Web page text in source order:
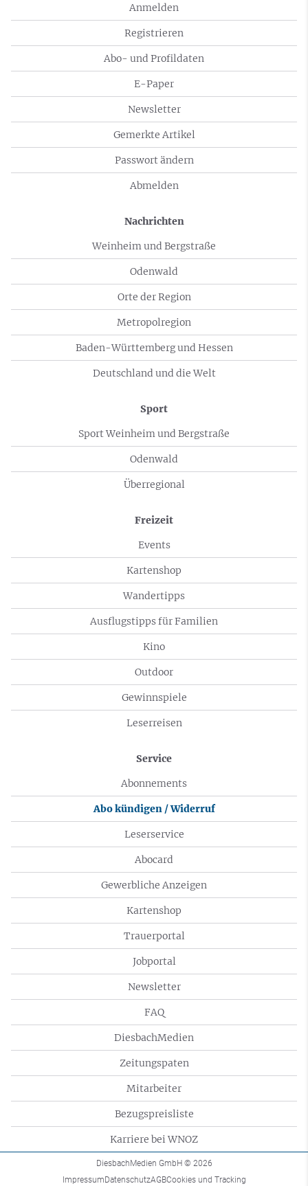
Anmelden
Registrieren
Abo- und Profildaten
E-Paper
Newsletter
Gemerkte Artikel
Passwort ändern
Abmelden
Nachrichten
Weinheim und Bergstraße
Odenwald
Orte der Region
Metropolregion
Baden-Württemberg und Hessen
Deutschland und die Welt
Sport
Sport Weinheim und Bergstraße
Odenwald
Überregional
Freizeit
Events
Kartenshop
Wandertipps
Ausflugstipps für Familien
Kino
Outdoor
Gewinnspiele
Leserreisen
Service
Abonnements
Abo kündigen / Widerruf
Leserservice
Abocard
Gewerbliche Anzeigen
Kartenshop
Trauerportal
Jobportal
Newsletter
FAQ
DiesbachMedien
Zeitungspaten
Mitarbeiter
Bezugspreisliste
Karriere bei WNOZ
DiesbachMedien GmbH © 2026
ImpressumDatenschutzAGBCookies und Tracking